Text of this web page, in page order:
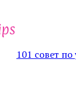
101 совет